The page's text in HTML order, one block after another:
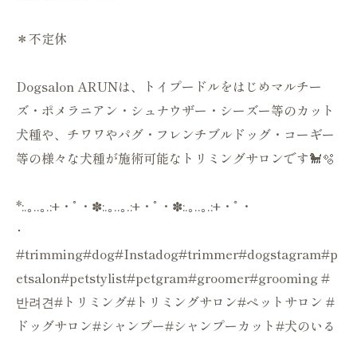
＊不定休
Dogsalon ARUNは、トイプードルをはじめマルチー
ズ・ポメラニアン・シュナウザー・シーズー等のカット
犬種や、チワワやパグ・フレンチブルドッグ・コーギー
等の様々な犬種が施術可能なトリミングサロンです🐩🫧
*:.｡..｡.:+・ﾟ・✽:.｡..｡.:+・ﾟ・✽:.｡..｡.:+・ﾟ・
･
#trimming#dog#Instadog#trimmer#dogstagram#p
etsalon#petstylist#petgram#groomer#grooming #
반려견#トリミング#トリミングサロン#ペットサロン #
ドッグサロン#シャンプー#シャンプーカット#犬のいる